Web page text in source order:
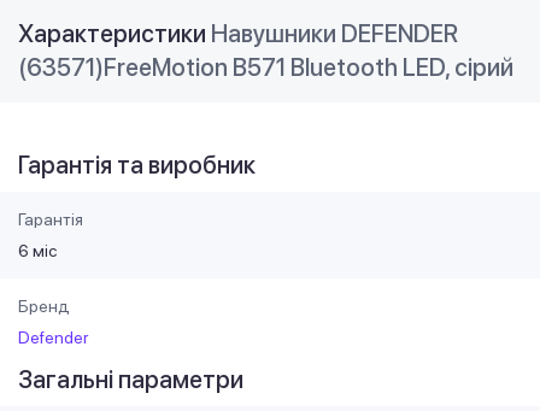
Характеристики Навушники DEFENDER
(63571)FreeMotion B571 Bluetooth LED, сірий
Гарантія та виробник
Гарантія
6 міс
Бренд
Defender
Загальні параметри